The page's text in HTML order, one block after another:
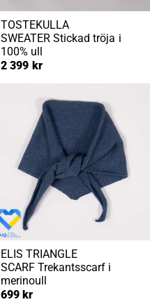
TOSTEKULLA
SWEATER Stickad tröja i
100% ull
2 399 kr
ELIS TRIANGLE
SCARF Trekantsscarf i
merinoull
699 kr